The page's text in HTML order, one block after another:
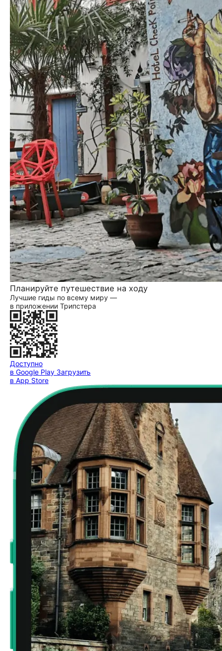
Планируйте путешествие на ходу
Лучшие гиды по всему миру —
в приложении Трипстера
Доступно
в Google Play Загрузить
в App Store